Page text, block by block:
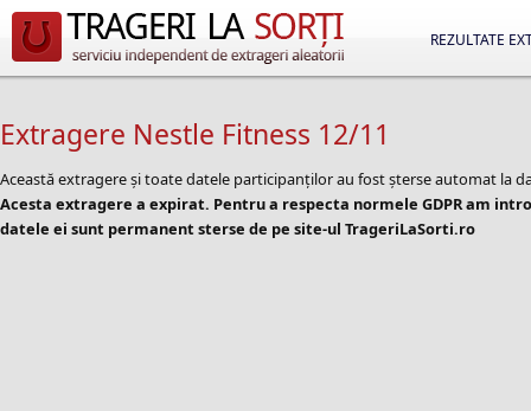
REZULTATE
Extragere Nestle Fitness 12/11
Această extragere și toate datele participanților au fost șterse automat la
Acesta extragere a expirat. Pentru a respecta normele GDPR am
datele ei sunt permanent sterse de pe site-ul TrageriLaSorti.ro